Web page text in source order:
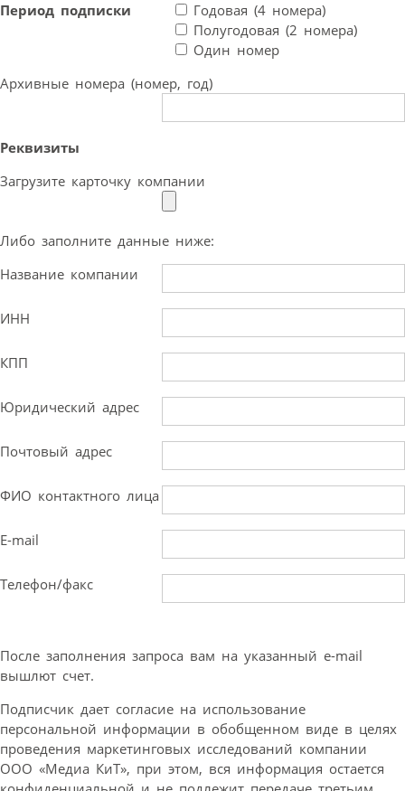
Период подписки
Годовая (4 номера)
Полугодовая (2 номера)
Один номер
Архивные номера (номер, год)
Реквизиты
Загрузите карточку компании
Либо заполните данные ниже:
Название компании
ИНН
КПП
Юридический адрес
Почтовый адрес
ФИО контактного лица
E-mail
Телефон/факс
После заполнения запроса вам на указанный e-mail
вышлют счет.
Подписчик дает согласие на использование
персональной информации в обобщенном виде в целях
проведения маркетинговых исследований компании
ООО «Медиа КиТ», при этом, вся информация остается